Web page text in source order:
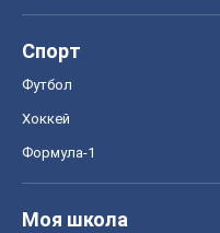
Спорт
Футбол
Хоккей
Формула-1
Моя школа